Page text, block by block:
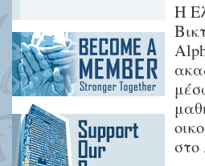
Η
στο